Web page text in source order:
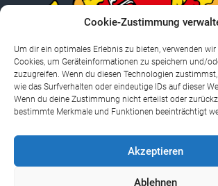
Cookie-Zustimmung
Um dir ein optimales Erlebnis zu bieten, verwenden
Cookies, um Geräteinformationen zu speichern und/
zuzugreifen. Wenn du diesen Technologien
wie das Surfverhalten oder eindeutige IDs auf dieser
Wenn du deine Zustimmung nicht erteilst oder
bestimmte Merkmale und Funktionen beeinträchtigt
Akzeptieren
Ablehnen
Presse
Datenschutz und Cookies: Diese Website verwendet
die Website weiterhin nutzt, stimmst du der